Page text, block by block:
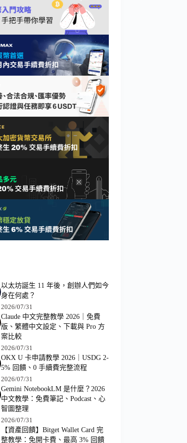
以太坊誕生 11 年後，創辦人們如今
身在何處？
2026/07/31
Claude 中文完整教學 2026｜免費
版、繁體中文設定、下載與 Pro 方
案比較
2026/07/31
OKX U 卡申請教學 2026｜USDG 2-
5% 回饋、0 手續費完整流程
2026/07/31
Gemini NotebookLM 是什麼？2026
中文教學：免費筆記、Podcast、心
智圖整理
2026/07/31
【資產回饋】Bitget Wallet Card 完
整教學：免開卡費、最高 3% 回饋